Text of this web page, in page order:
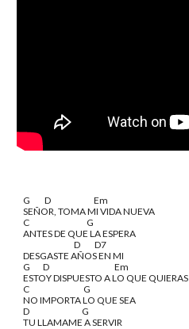
G         D                           Em
SEÑOR, TOMA MI VIDA NUEVA
C                                    G
ANTES DE QUE LA ESPERA
                                D         D7
DESGASTE AÑOS EN MI
G        D                                         Em
ESTOY DISPUESTO A LO QUE QUIERAS
C                                  G
NO IMPORTA LO QUE SEA
D                                 G
TU LLAMAME A SERVIR